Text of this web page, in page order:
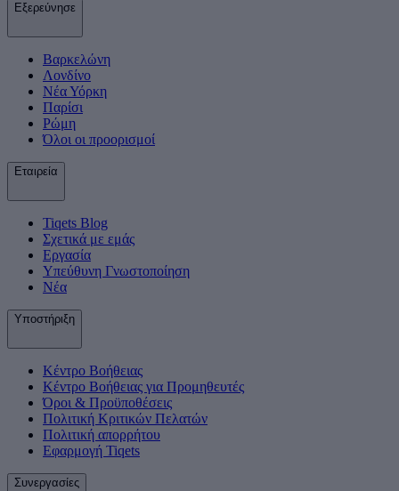
Εξερεύνησε
Βαρκελώνη
Λονδίνο
Νέα Υόρκη
Παρίσι
Ρώμη
Όλοι οι προορισμοί
Εταιρεία
Tiqets Βlog
Σχετικά με εμάς
Εργασία
Υπεύθυνη Γνωστοποίηση
Νέα
Υποστήριξη
Κέντρο Βοήθειας
Κέντρο Βοήθειας για Προμηθευτές
Όροι & Προϋποθέσεις
Πολιτική Κριτικών Πελατών
Πολιτική απορρήτου
Εφαρμογή Tiqets
Συνεργασίες